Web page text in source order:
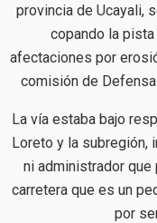
provincia de Ucayali,
copando la
afectaciones por
comisión de
La vía estaba bajo
Loreto y la subregión,
ni administrador que
carretera que es un
por